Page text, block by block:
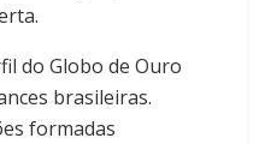
do Globo de Ouro
brasileiras.
formadas